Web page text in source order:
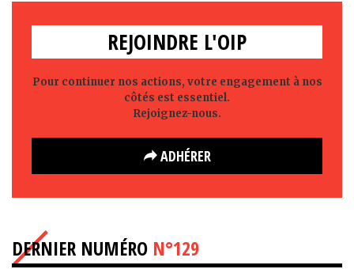
REJOINDRE L'OIP
Pour continuer nos actions, votre engagement à nos
côtés est essentiel.
Rejoignez-nous.
ADHÉRER
DERNIER NUMÉRO N°129